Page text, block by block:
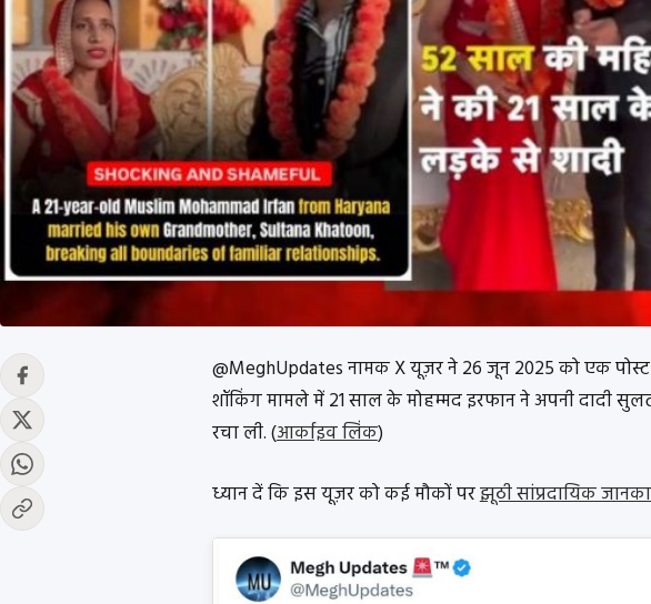
@MeghUpdates नामक X यूज़र ने 26 जून 2025 को एक
शॉकिंग मामले में 21 साल के मोहम्मद इरफान ने अपनी दादी
रचा ली. (आर्काइव लिंक)
ध्यान दें कि इस यूज़र को कई मौकों परझूठी सांप्रदायिक